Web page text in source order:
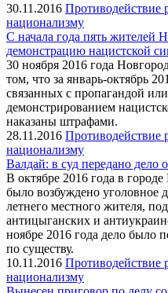
30.11.2016 Противодействие
национализму
С начала года пять жителей
демонстрацию нацистской
30 ноября 2016 года
том, что за январь-октябрь
связанных с пропагандой
демонстрированием
наказаны штрафами.
28.11.2016 Противодействие
национализму
Валдай: в суд передано дело
В октябре 2016 года в
было возбуждено уголовное
летнего местного жителя,
антицыганских и
ноябре 2016 года дело было
по существу.
10.11.2016 Противодействие
национализму